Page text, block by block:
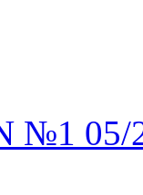
№1 05/